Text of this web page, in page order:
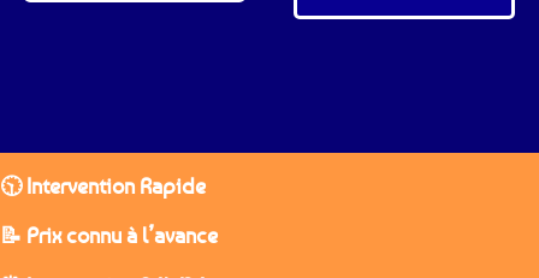
🕥 Intervention Rapide
📝 Prix connu à l’avance